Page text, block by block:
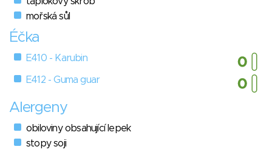
mořská sůl
Éčka
E410 - Karubin
E412 - Guma guar
Alergeny
obiloviny obsahující lepek
stopy soji